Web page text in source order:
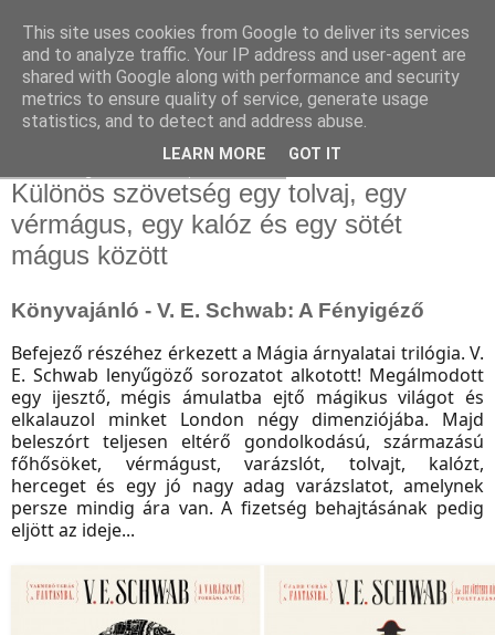
Különös szövetség egy tolvaj, egy
vérmágus, egy kalóz és egy sötét
mágus között
Könyvajánló - V. E. Schwab: A Fényigéző
Befejező részéhez érkezett a Mágia árnyalatai trilógia. V.
E. Schwab lenyűgöző sorozatot alkotott! Megálmodott
egy ijesztő, mégis ámulatba ejtő mágikus világot és
elkalauzol minket London négy dimenziójába. Majd
beleszórt teljesen eltérő gondolkodású, származású
főhősöket, vérmágust, varázslót, tolvajt, kalózt,
herceget és egy jó nagy adag varázslatot, amelynek
persze mindig ára van. A fizetség behajtásának pedig
eljött az ideje...
This site uses cookies from Google to deliver its services
and to analyze traffic. Your IP address and user-agent are
shared with Google along with performance and security
metrics to ensure quality of service, generate usage
statistics, and to detect and address abuse.
LEARN MORE GOT IT